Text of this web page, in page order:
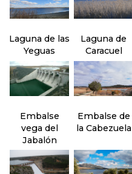
Laguna de las
Yeguas
Laguna de
Caracuel
Embalse
vega del
Jabalón
Embalse de
la Cabezuela